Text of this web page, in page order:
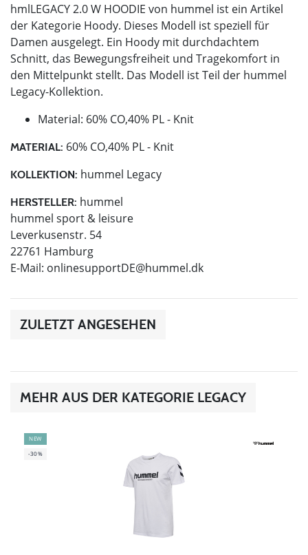
hmlLEGACY 2.0 W HOODIE von hummel ist ein Artikel
der Kategorie Hoody. Dieses Modell ist speziell für
Damen ausgelegt. Ein Hoody mit durchdachtem
Schnitt, das Bewegungsfreiheit und Tragekomfort in
den Mittelpunkt stellt. Das Modell ist Teil der hummel
Legacy-Kollektion.
Material: 60% CO,40% PL - Knit
MATERIAL: 60% CO,40% PL - Knit
KOLLEKTION: hummel Legacy
HERSTELLER: hummel
hummel sport & leisure
Leverkusenstr. 54
22761 Hamburg
E-Mail: onlinesupportDE@hummel.dk
ZULETZT ANGESEHEN
MEHR AUS DER KATEGORIE LEGACY
NEW
-30%